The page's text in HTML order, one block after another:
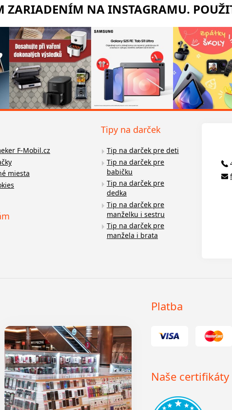
ZARIADENÍM NA INSTAGRAMU.
F-Mobil.cz
miesta
Tipy na darček
Tip na darček pre deti
Tip na darček pre
babičku
Tip na darček pre
dedka
Tip na darček pre
manželku i sestru
Tip na darček pre
manžela i brata
Platba
Naše certifikáty